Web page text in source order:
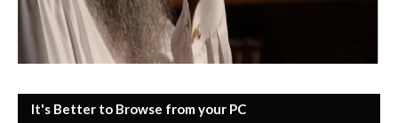
It's Better to Browse from your PC